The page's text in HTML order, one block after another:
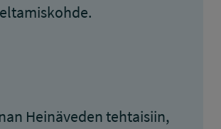
Heinäveden tehtaisiin,